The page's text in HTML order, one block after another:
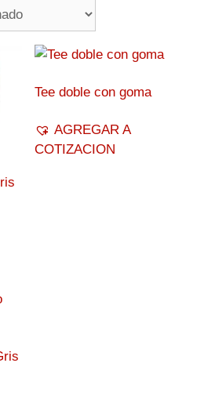
Tee doble con goma
AGREGAR A
COTIZACION